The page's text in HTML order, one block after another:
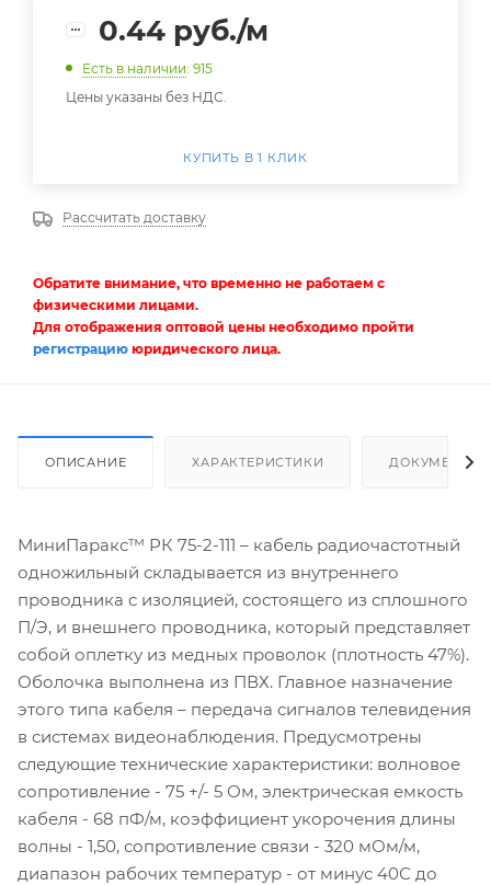
0.44 руб./м
Есть в наличии: 915
Цены указаны без НДС.
КУПИТЬ В 1 КЛИК
Рассчитать доставку
Обратите внимание, что временно не работаем с
физическими лицами.
Для отображения оптовой цены необходимо пройти
регистрацию юридического лица.
ОПИСАНИЕ ХАРАКТЕРИСТИКИ ДОКУМЕНТЫ
МиниПаракс™ РК 75-2-111 – кабель радиочастотный
одножильный складывается из внутреннего
проводника с изоляцией, состоящего из сплошного
П/Э, и внешнего проводника, который представляет
собой оплетку из медных проволок (плотность 47%).
Оболочка выполнена из ПВХ. Главное назначение
этого типа кабеля – передача сигналов телевидения
в системах видеонаблюдения. Предусмотрены
следующие технические характеристики: волновое
сопротивление - 75 +/- 5 Ом, электрическая емкость
кабеля - 68 пФ/м, коэффициент укорочения длины
волны - 1,50, сопротивление связи - 320 мОм/м,
диапазон рабочих температур - от минус 40С до